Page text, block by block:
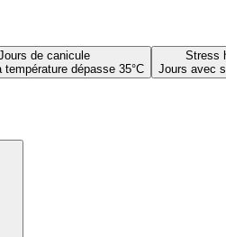
de canicule
température dépasse 35°C
Stress
Jours avec